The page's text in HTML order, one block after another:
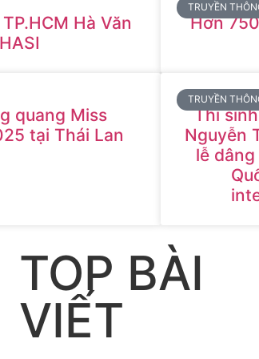
Hà Văn
TRUYỀN
Hơn
quang Miss
tại Thái Lan
TRUYỀN
Thí
Nguyễn
lễ
TOP BÀI
VIẾT